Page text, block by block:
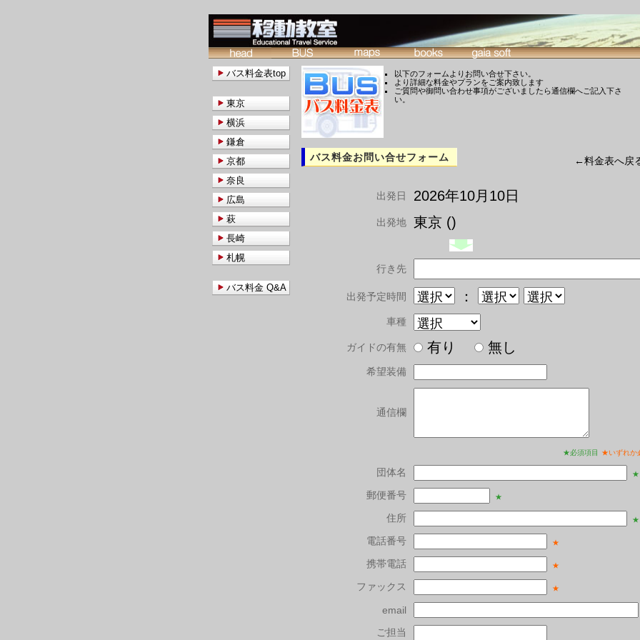
以下のフォームよりお問い合せ下さい。
より詳細な料金やプランをご案内致します
ご質問や御問い合わせ事項がございましたら通信欄へご記入下さ
い。
バス料金お問い合せフォーム ←料金表へ戻
出発日 2026年10月10日
出発地 東京 ()
行き先
出発予定時間 ：
車種
ガイドの有無 有り 無し
希望装備
通信欄
★必須項目 ★いずれか
団体名 ★
郵便番号 ★
住所 ★
電話番号 ★
携帯電話 ★
ファックス ★
email
ご担当
バス料金表top
東京
横浜
鎌倉
京都
奈良
広島
萩
長崎
札幌
バス料金 Q&A